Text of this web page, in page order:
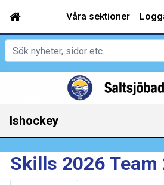
Våra sektioner
Ishockey
Skills 2026